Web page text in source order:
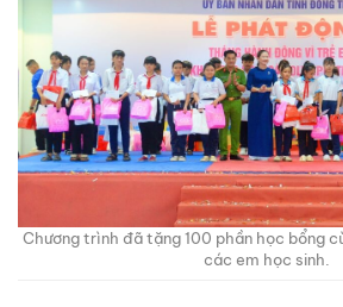
Chương trình đã tặng 100 phần học bổng
các em học sinh.